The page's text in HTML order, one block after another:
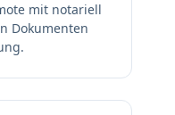
mit notariell
Dokumenten